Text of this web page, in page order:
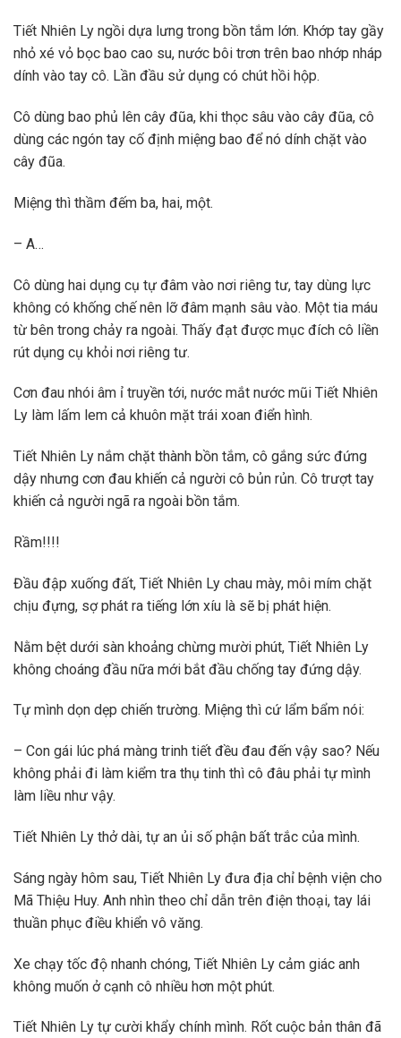
Tiết Nhiên Ly ngồi dựa lưng trong bồn tắm lớn. Khớp tay gầy
nhỏ xé vỏ bọc bao cao su, nước bôi trơn trên bao nhớp nháp
dính vào tay cô. Lần đầu sử dụng có chút hồi hộp.
Cô dùng bao phủ lên cây đũa, khi thọc sâu vào cây đũa, cô
dùng các ngón tay cố định miệng bao để nó dính chặt vào
cây đũa.
Miệng thì thầm đếm ba, hai, một.
– A…
Cô dùng hai dụng cụ tự đâm vào nơi riêng tư, tay dùng lực
không có khống chế nên lỡ đâm mạnh sâu vào. Một tia máu
từ bên trong chảy ra ngoài. Thấy đạt được mục đích cô liền
rút dụng cụ khỏi nơi riêng tư.
Cơn đau nhói âm ỉ truyền tới, nước mắt nước mũi Tiết Nhiên
Ly làm lấm lem cả khuôn mặt trái xoan điển hình.
Tiết Nhiên Ly nắm chặt thành bồn tắm, cô gắng sức đứng
dậy nhưng cơn đau khiến cả người cô bủn rủn. Cô trượt tay
khiến cả người ngã ra ngoài bồn tắm.
Rầm!!!!
Đầu đập xuống đất, Tiết Nhiên Ly chau mày, môi mím chặt
chịu đựng, sợ phát ra tiếng lớn xíu là sẽ bị phát hiện.
Nằm bệt dưới sàn khoảng chừng mười phút, Tiết Nhiên Ly
không choáng đầu nữa mới bắt đầu chống tay đứng dậy.
Tự mình dọn dẹp chiến trường. Miệng thì cứ lẩm bẩm nói:
– Con gái lúc phá màng trinh tiết đều đau đến vậy sao? Nếu
không phải đi làm kiểm tra thụ tinh thì cô đâu phải tự mình
làm liều như vậy.
Tiết Nhiên Ly thở dài, tự an ủi số phận bất trắc của mình.
Sáng ngày hôm sau, Tiết Nhiên Ly đưa địa chỉ bệnh viện cho
Mã Thiệu Huy. Anh nhìn theo chỉ dẫn trên điện thoại, tay lái
thuần phục điều khiển vô văng.
Xe chạy tốc độ nhanh chóng, Tiết Nhiên Ly cảm giác anh
không muốn ở cạnh cô nhiều hơn một phút.
Tiết Nhiên Ly tự cười khẩy chính mình. Rốt cuộc bản thân đã